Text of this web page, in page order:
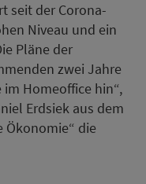
seit der Corona-
Niveau und ein
Pläne der
zwei Jahre
Homeoffice hin“,
Erdsiek aus dem
Ökonomie“ die